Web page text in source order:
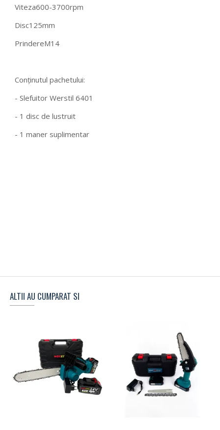
Viteza600-3700rpm
Disc125mm
PrindereM14
Conținutul pachetului:
- Slefuitor Werstil 6401
- 1 disc de lustruit
- 1 maner suplimentar
ALTII AU CUMPARAT SI